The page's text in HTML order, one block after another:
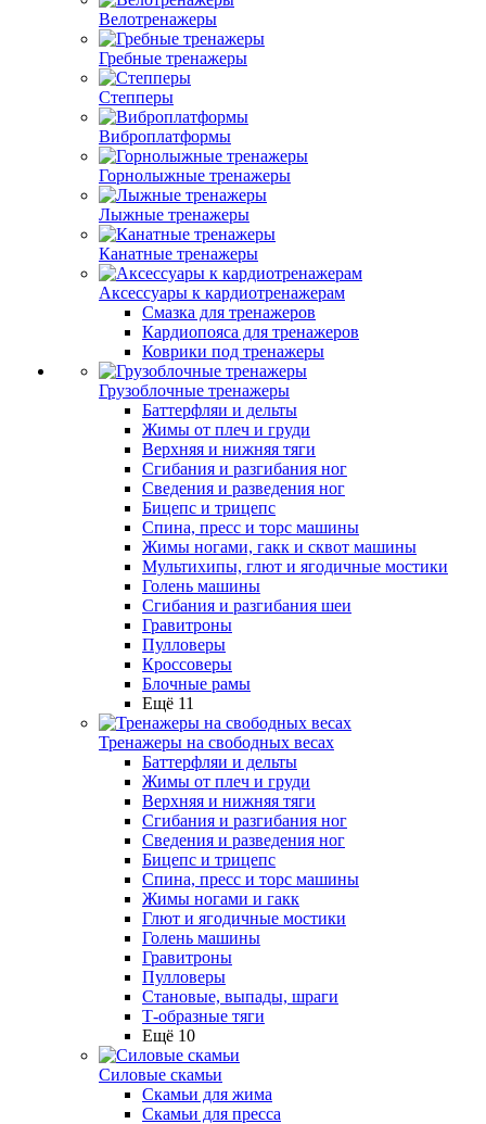
Велотренажеры
Гребные тренажеры
Степперы
Виброплатформы
Горнолыжные тренажеры
Лыжные тренажеры
Канатные тренажеры
Аксессуары к кардиотренажерам
Смазка для тренажеров
Кардиопояса для тренажеров
Коврики под тренажеры
Грузоблочные тренажеры
Баттерфляи и дельты
Жимы от плеч и груди
Верхняя и нижняя тяги
Сгибания и разгибания ног
Сведения и разведения ног
Бицепс и трицепс
Спина, пресс и торс машины
Жимы ногами, гакк и сквот машины
Мультихипы, глют и ягодичные мостики
Голень машины
Сгибания и разгибания шеи
Гравитроны
Пулловеры
Кроссоверы
Блочные рамы
Ещё 11
Тренажеры на свободных весах
Баттерфляи и дельты
Жимы от плеч и груди
Верхняя и нижняя тяги
Сгибания и разгибания ног
Сведения и разведения ног
Бицепс и трицепс
Спина, пресс и торс машины
Жимы ногами и гакк
Глют и ягодичные мостики
Голень машины
Гравитроны
Пулловеры
Становые, выпады, шраги
Т-образные тяги
Ещё 10
Силовые скамьи
Скамьи для жима
Скамьи для пресса